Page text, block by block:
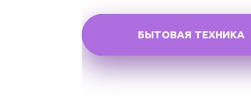
БЫТОВАЯ ТЕХНИКА